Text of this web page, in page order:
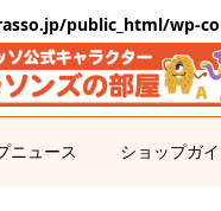
public_html/wp-
ニュース ショップガ